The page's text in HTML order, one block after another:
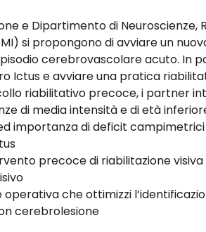
e Dipartimento di
si propongono di avviare un
cerebrovascolare acuto.
Ictus e avviare una pratica
riabilitativo precoce, i partner
di media intensità e di età
importanza di deficit
precoce di riabilitazione
operativa che ottimizzi
cerebrolesione